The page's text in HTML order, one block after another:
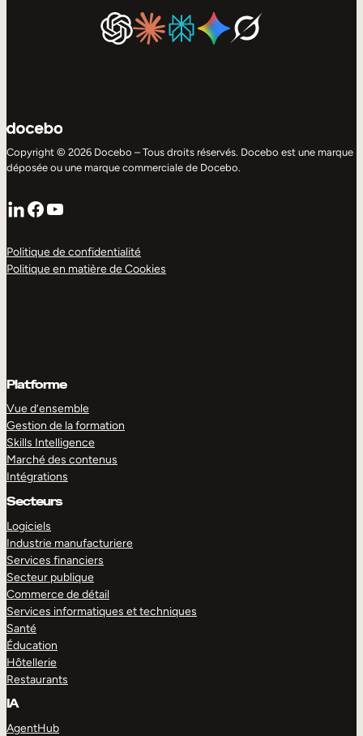
Copyright © 2026 Docebo – Tous droits réservés. Docebo est une marque
déposée ou une marque commerciale de Docebo.
LinkedIn
Facebook
YouTube
Politique de confidentialité
Politique en matière de Cookies
Platforme
Vue d’ensemble
Gestion de la formation
Skills Intelligence
Marché des contenus
Intégrations
Secteurs
Logiciels
Industrie manufacturiere
Services financiers
Secteur publique
Commerce de détail
Services informatiques et techniques
Santé
Éducation
Hôtellerie
Restaurants
IA
AgentHub